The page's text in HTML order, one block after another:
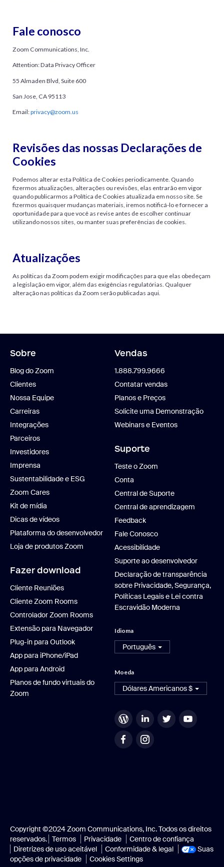
Fale conosco
Zoom Communications, Inc.
Attention: Data Privacy Officer
55 Almaden Blvd, Suite 600
San Jose, CA 95113
Email:privacy@zoom.us
Revisões das nossas Declarações de
Cookies
Podemos alterar esta Política de Cookies periodicamente. Quando
fizermos atualizações, alterações ou revisões, elas entrarão em vigor
quando publicarmos a Política de Cookies atualizada em nosso site. Se
fizermos quaisquer mudanças materiais, iremos notificá-lo e fornecer a
oportunidade para que você as revise antes de escolher continuar
utilizando nossos sites, ou manter suas preferências de cookies.
Atualizações
As políticas da Zoom podem exigir modificações para que elas obedeçam
a legislação em vigor, além das exigências regulatórias. Qualquer
alteração nas políticas da Zoom serão publicadas aqui.
Sobre
Blog do Zoom
Clientes
Nossa Equipe
Carreiras
Integrações
Parceiros
Investidores
Imprensa
Sustentabilidade e ESG
Zoom Cares
Kit de mídia
Dicas de vídeos
Plataforma do desenvolvedor
Loja de produtos Zoom
Fazer download
Cliente Reuniões
Cliente Zoom Rooms
Controlador Zoom Rooms
Extensão para Navegador
Plug-in para Outlook
App para iPhone/iPad
App para Android
Planos de fundo virtuais do
Zoom
Vendas
1.888.799.9666
Contatar vendas
Planos e Preços
Solicite uma Demonstração
Webinars e Eventos
Suporte
Teste o Zoom
Conta
Central de Suporte
Central de aprendizagem
Feedback
Fale Conosco
Acessibilidade
Suporte ao desenvolvedor
Declaração de transparência
sobre Privacidade, Segurança,
Políticas Legais e Lei contra
Escravidão Moderna
Idioma
Português
Moeda
Dólares Americanos $
Copyright ©2024 Zoom Communications, Inc. Todos os direitos
reservados. Termos Privacidade
Centro de confiança
Diretrizes de uso aceitável
Conformidade & legal
Suas
opções de privacidade
Cookies Settings